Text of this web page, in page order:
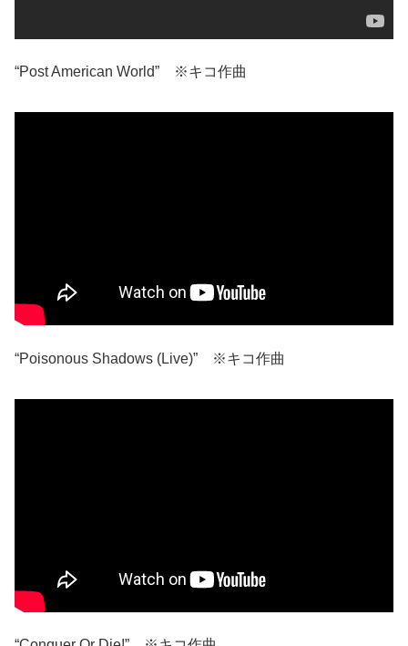
“Post American World” ※キコ作曲
“Poisonous Shadows (Live)” ※キコ作曲